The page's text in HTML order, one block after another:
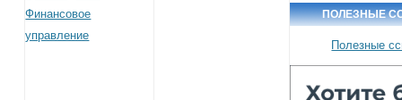
Финансовое
управление
ПОЛЕЗНЫЕ
Полезные